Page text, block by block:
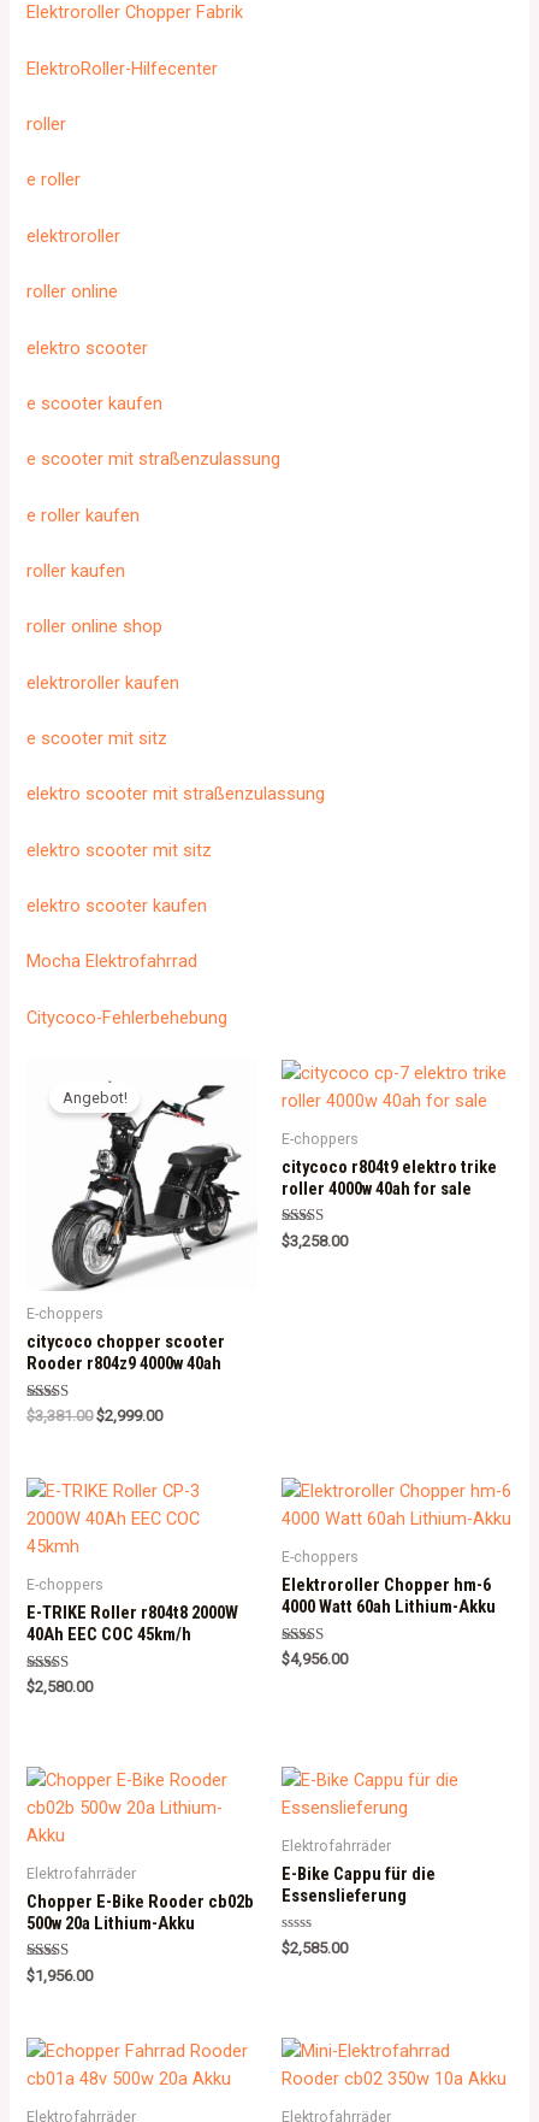
Elektroroller Chopper Fabrik
ElektroRoller-Hilfecenter
roller
e roller
elektroroller
roller online
elektro scooter
e scooter kaufen
e scooter mit straßenzulassung
e roller kaufen
roller kaufen
roller online shop
elektroroller kaufen
e scooter mit sitz
elektro scooter mit straßenzulassung
elektro scooter mit sitz
elektro scooter kaufen
Mocha Elektrofahrrad
Citycoco-Fehlerbehebung
Angebot!
E-choppers
citycoco chopper scooter
Rooder r804z9 4000w 40ah
Rated
5.00
$3,381.00 $2,999.00
E-choppers
citycoco r804t9 elektro trike
roller 4000w 40ah for sale
Rated
5.00
$3,258.00
E-choppers
E-TRIKE Roller r804t8 2000W
40Ah EEC COC 45km/h
Rated
5.00
$2,580.00
E-choppers
Elektroroller Chopper hm-6
4000 Watt 60ah Lithium-Akku
Rated
5.00
$4,956.00
Elektrofahrräder
Chopper E-Bike Rooder cb02b
500w 20a Lithium-Akku
Rated
5.00
$1,956.00
Elektrofahrräder
E-Bike Cappu für die
Essenslieferung
R
a
u
t
o
f
$2,585.00
Elektrofahrräder Elektrofahrräder